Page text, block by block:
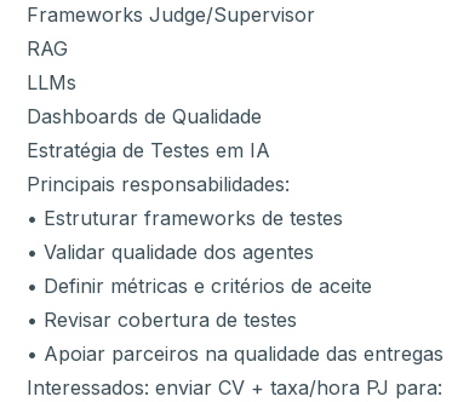
Frameworks Judge/Supervisor
RAG
LLMs
Dashboards de Qualidade
Estratégia de Testes em IA
Principais responsabilidades:
• Estruturar frameworks de testes
• Validar qualidade dos agentes
• Definir métricas e critérios de aceite
• Revisar cobertura de testes
• Apoiar parceiros na qualidade das entregas
Interessados: enviar CV + taxa/hora PJ para: